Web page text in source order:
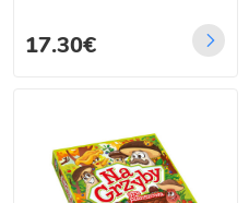
17.30€